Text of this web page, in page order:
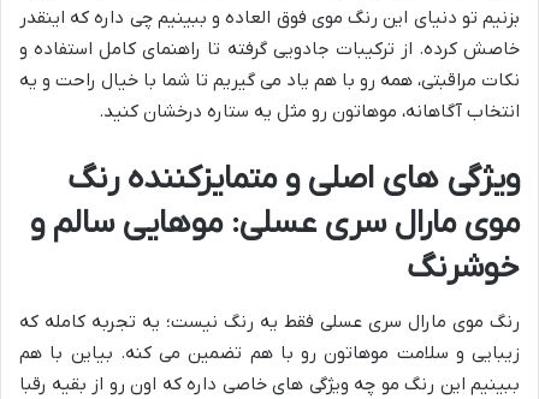
بزنیم تو دنیای این رنگ موی فوق العاده و ببینیم چی داره که اینقدر
خاصش کرده. از ترکیبات جادویی گرفته تا راهنمای کامل استفاده و
نکات مراقبتی، همه رو با هم یاد می گیریم تا شما با خیال راحت و یه
انتخاب آگاهانه، موهاتون رو مثل یه ستاره درخشان کنید.
ویژگی های اصلی و متمایزکننده رنگ
موی مارال سری عسلی: موهایی سالم و
خوشرنگ
رنگ موی مارال سری عسلی فقط یه رنگ نیست؛ یه تجربه کامله که
زیبایی و سلامت موهاتون رو با هم تضمین می کنه. بیاین با هم
ببینیم این رنگ مو چه ویژگی های خاصی داره که اون رو از بقیه رقبا